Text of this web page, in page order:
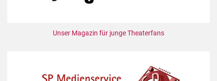
Unser Magazin für junge Theaterfans